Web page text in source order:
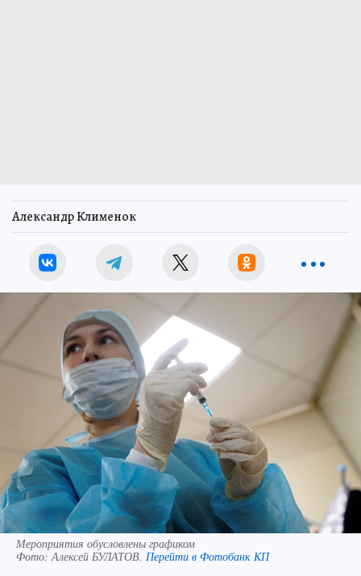
Александр Клименок
Мероприятия обусловлены графиком
Фото: Алексей БУЛАТОВ. Перейти в Фотобанк КП